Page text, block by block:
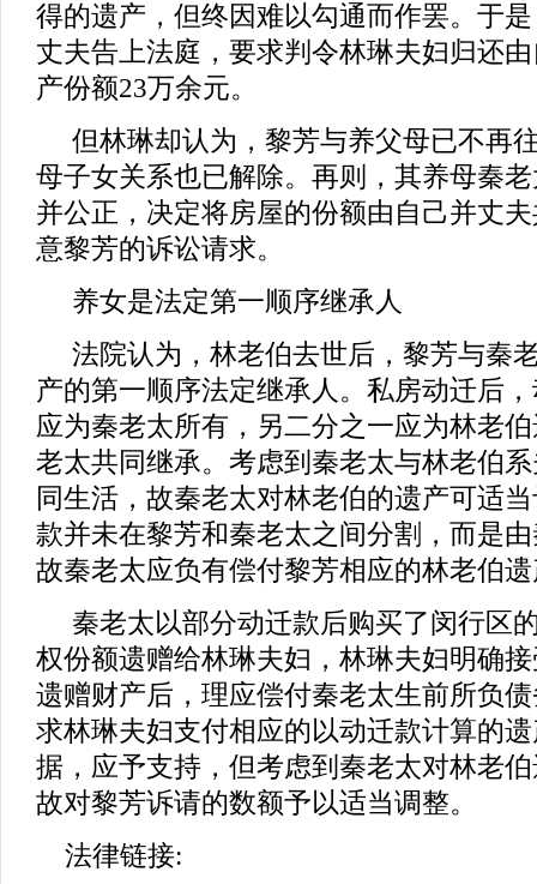
得的遗产，但终因难以勾通而作罢。于
丈夫告上法庭，要求判令林琳夫妇归还
产份额23万余元。
但林琳却认为，黎芳与养父母已不再
母子女关系也已解除。再则，其养母秦
并公正，决定将房屋的份额由自己并丈
意黎芳的诉讼请求。
养女是法定第一顺序继承人
法院认为，林老伯去世后，黎芳与秦
产的第一顺序法定继承人。私房动迁后
应为秦老太所有，另二分之一应为林老
老太共同继承。考虑到秦老太与林老伯
同生活，故秦老太对林老伯的遗产可适
款并未在黎芳和秦老太之间分割，而是
故秦老太应负有偿付黎芳相应的林老伯
秦老太以部分动迁款后购买了闵行区
权份额遗赠给林琳夫妇，林琳夫妇明确
遗赠财产后，理应偿付秦老太生前所负
求林琳夫妇支付相应的以动迁款计算的
据，应予支持，但考虑到秦老太对林老
故对黎芳诉请的数额予以适当调整。
法律链接: